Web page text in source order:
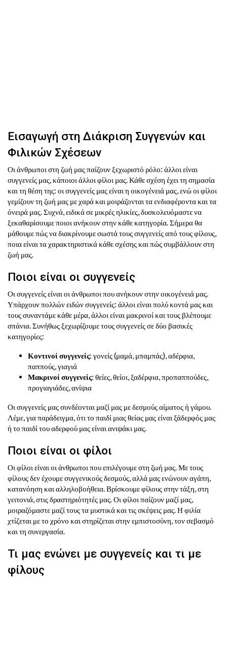
Εισαγωγή στη Διάκριση Συγγενών και
Φιλικών Σχέσεων
Οι άνθρωποι στη ζωή μας παίζουν ξεχωριστό ρόλο: άλλοι είναι
συγγενείς μας, κάποιοι άλλοι φίλοι μας. Κάθε σχέση έχει τη σημασία
και τη θέση της: οι συγγενείς μας είναι η οικογένειά μας, ενώ οι φίλοι
γεμίζουν τη ζωή μας με χαρά και μοιράζονται τα ενδιαφέροντα και τα
όνειρά μας. Συχνά, ειδικά σε μικρές ηλικίες, δυσκολευόμαστε να
ξεκαθαρίσουμε ποιοι ανήκουν στην κάθε κατηγορία. Σήμερα θα
μάθουμε πώς να διακρίνουμε σωστά τους συγγενείς από τους φίλους,
ποια είναι τα χαρακτηριστικά κάθε σχέσης και πώς συμβάλλουν στη
ζωή μας.
Ποιοι είναι οι συγγενείς
Οι συγγενείς είναι οι άνθρωποι που ανήκουν στην οικογένειά μας.
Υπάρχουν πολλών ειδών συγγενείς: άλλοι είναι πολύ κοντά μας και
τους συναντάμε κάθε μέρα, άλλοι είναι μακρινοί και τους βλέπουμε
σπάνια. Συνήθως ξεχωρίζουμε τους συγγενείς σε δύο βασικές
κατηγορίες:
Κοντινοί συγγενείς: γονείς (μαμά, μπαμπάς), αδέρφια,
παππούς, γιαγιά
Μακρινοί συγγενείς: θείες, θείοι, ξαδέρφια, προπαππούδες,
προγιαγιάδες, ανίψια
Οι συγγενείς μας συνδέονται μαζί μας με δεσμούς αίματος ή γάμου.
Λέμε, για παράδειγμα, ότι το παιδί μιας θείας μας είναι ξάδερφός μας
ή το παιδί του αδερφού μας είναι ανιψάκι μας.
Ποιοι είναι οι φίλοι
Οι φίλοι είναι οι άνθρωποι που επιλέγουμε στη ζωή μας. Με τους
φίλους δεν έχουμε συγγενικούς δεσμούς, αλλά μας ενώνουν αγάπη,
κατανόηση και αλληλοβοήθεια. Βρίσκουμε φίλους στην τάξη, στη
γειτονιά, στις δραστηριότητές μας. Οι φίλοι παίζουν μαζί μας,
μοιραζόμαστε μαζί τους τα μυστικά και τις σκέψεις μας. Η φιλία
χτίζεται με το χρόνο και στηρίζεται στην εμπιστοσύνη, τον σεβασμό
και τη συνεργασία.
Τι μας ενώνει με συγγενείς και τι με
φίλους